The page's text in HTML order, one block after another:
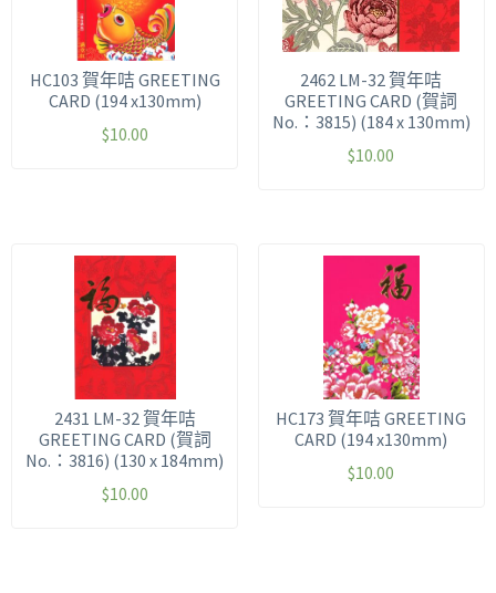
HC103 賀年咭 GREETING
CARD (194 x130mm)
$10.00
2462 LM-32 賀年咭
GREETING CARD (賀詞
No.：3815) (184 x 130mm)
$10.00
2431 LM-32 賀年咭
GREETING CARD (賀詞
No.：3816) (130 x 184mm)
$10.00
HC173 賀年咭 GREETING
CARD (194 x130mm)
$10.00